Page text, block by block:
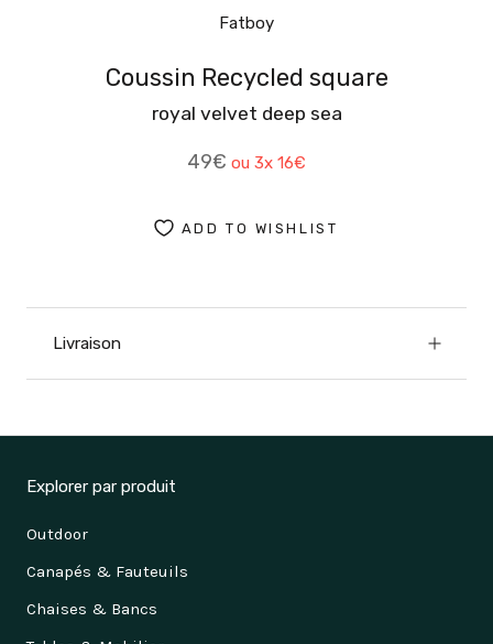
Fatboy
Coussin Recycled square
royal velvet deep sea
49€ ou 3x 16€
ADD TO WISHLIST
Livraison
Explorer par produit
Outdoor
Canapés & Fauteuils
Chaises & Bancs